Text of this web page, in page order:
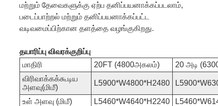
மற்றும் தேவைகளுக்கு ஏற்ப தனிப்பயனாக்கப்படலாம்,
படைப்பாற்றல் மற்றும் தனிப்பயனாக்கப்பட்ட
வடிவமைப்பிற்கான தளத்தை வழங்குகிறது.
தயாரிப்பு விவரக்குறிப்பு
மாதிரி
20FT (4800அகலம்)
20 அடி
விரிவாக்கக்கூடிய
அளவு(மிமீ)
L5900*W4800*H2480
உள் அளவு (மிமீ) L5460*W4640*H2240